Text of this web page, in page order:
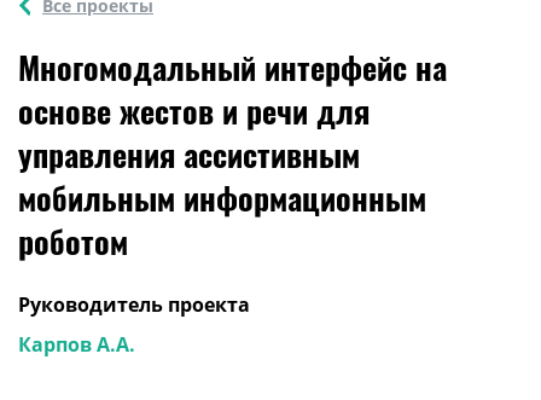
Все проекты
Многомодальный интерфейс на
основе жестов и речи для
управления ассистивным
мобильным информационным
роботом
Руководитель проекта
Карпов А.А.